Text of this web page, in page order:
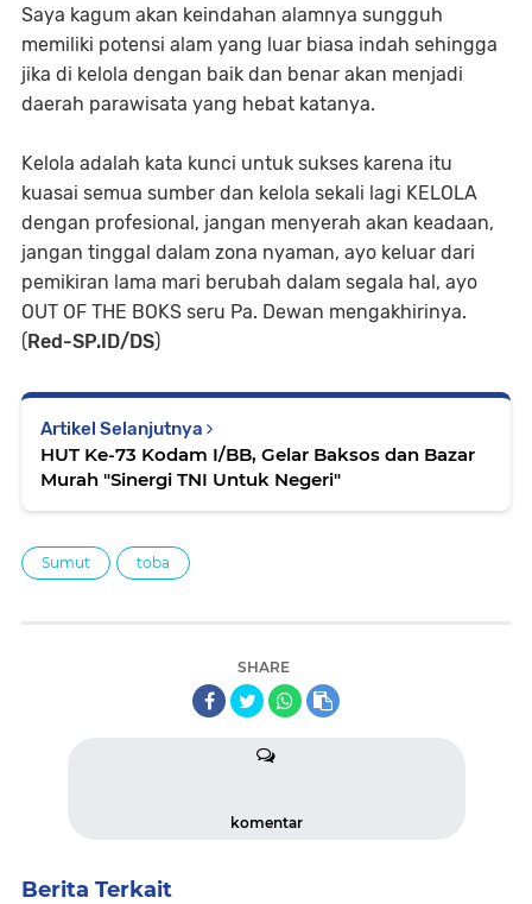
Saya kagum akan keindahan alamnya sungguh
memiliki potensi alam yang luar biasa indah sehingga
jika di kelola dengan baik dan benar akan menjadi
daerah parawisata yang hebat katanya.
Kelola adalah kata kunci untuk sukses karena itu
kuasai semua sumber dan kelola sekali lagi KELOLA
dengan profesional, jangan menyerah akan keadaan,
jangan tinggal dalam zona nyaman, ayo keluar dari
pemikiran lama mari berubah dalam segala hal, ayo
OUT OF THE BOKS seru Pa. Dewan mengakhirinya.
(Red-SP.ID/DS)
Artikel Selanjutnya
HUT Ke-73 Kodam I/BB, Gelar Baksos dan Bazar
Murah "Sinergi TNI Untuk Negeri"
Sumut toba
SHARE
komentar
Berita Terkait